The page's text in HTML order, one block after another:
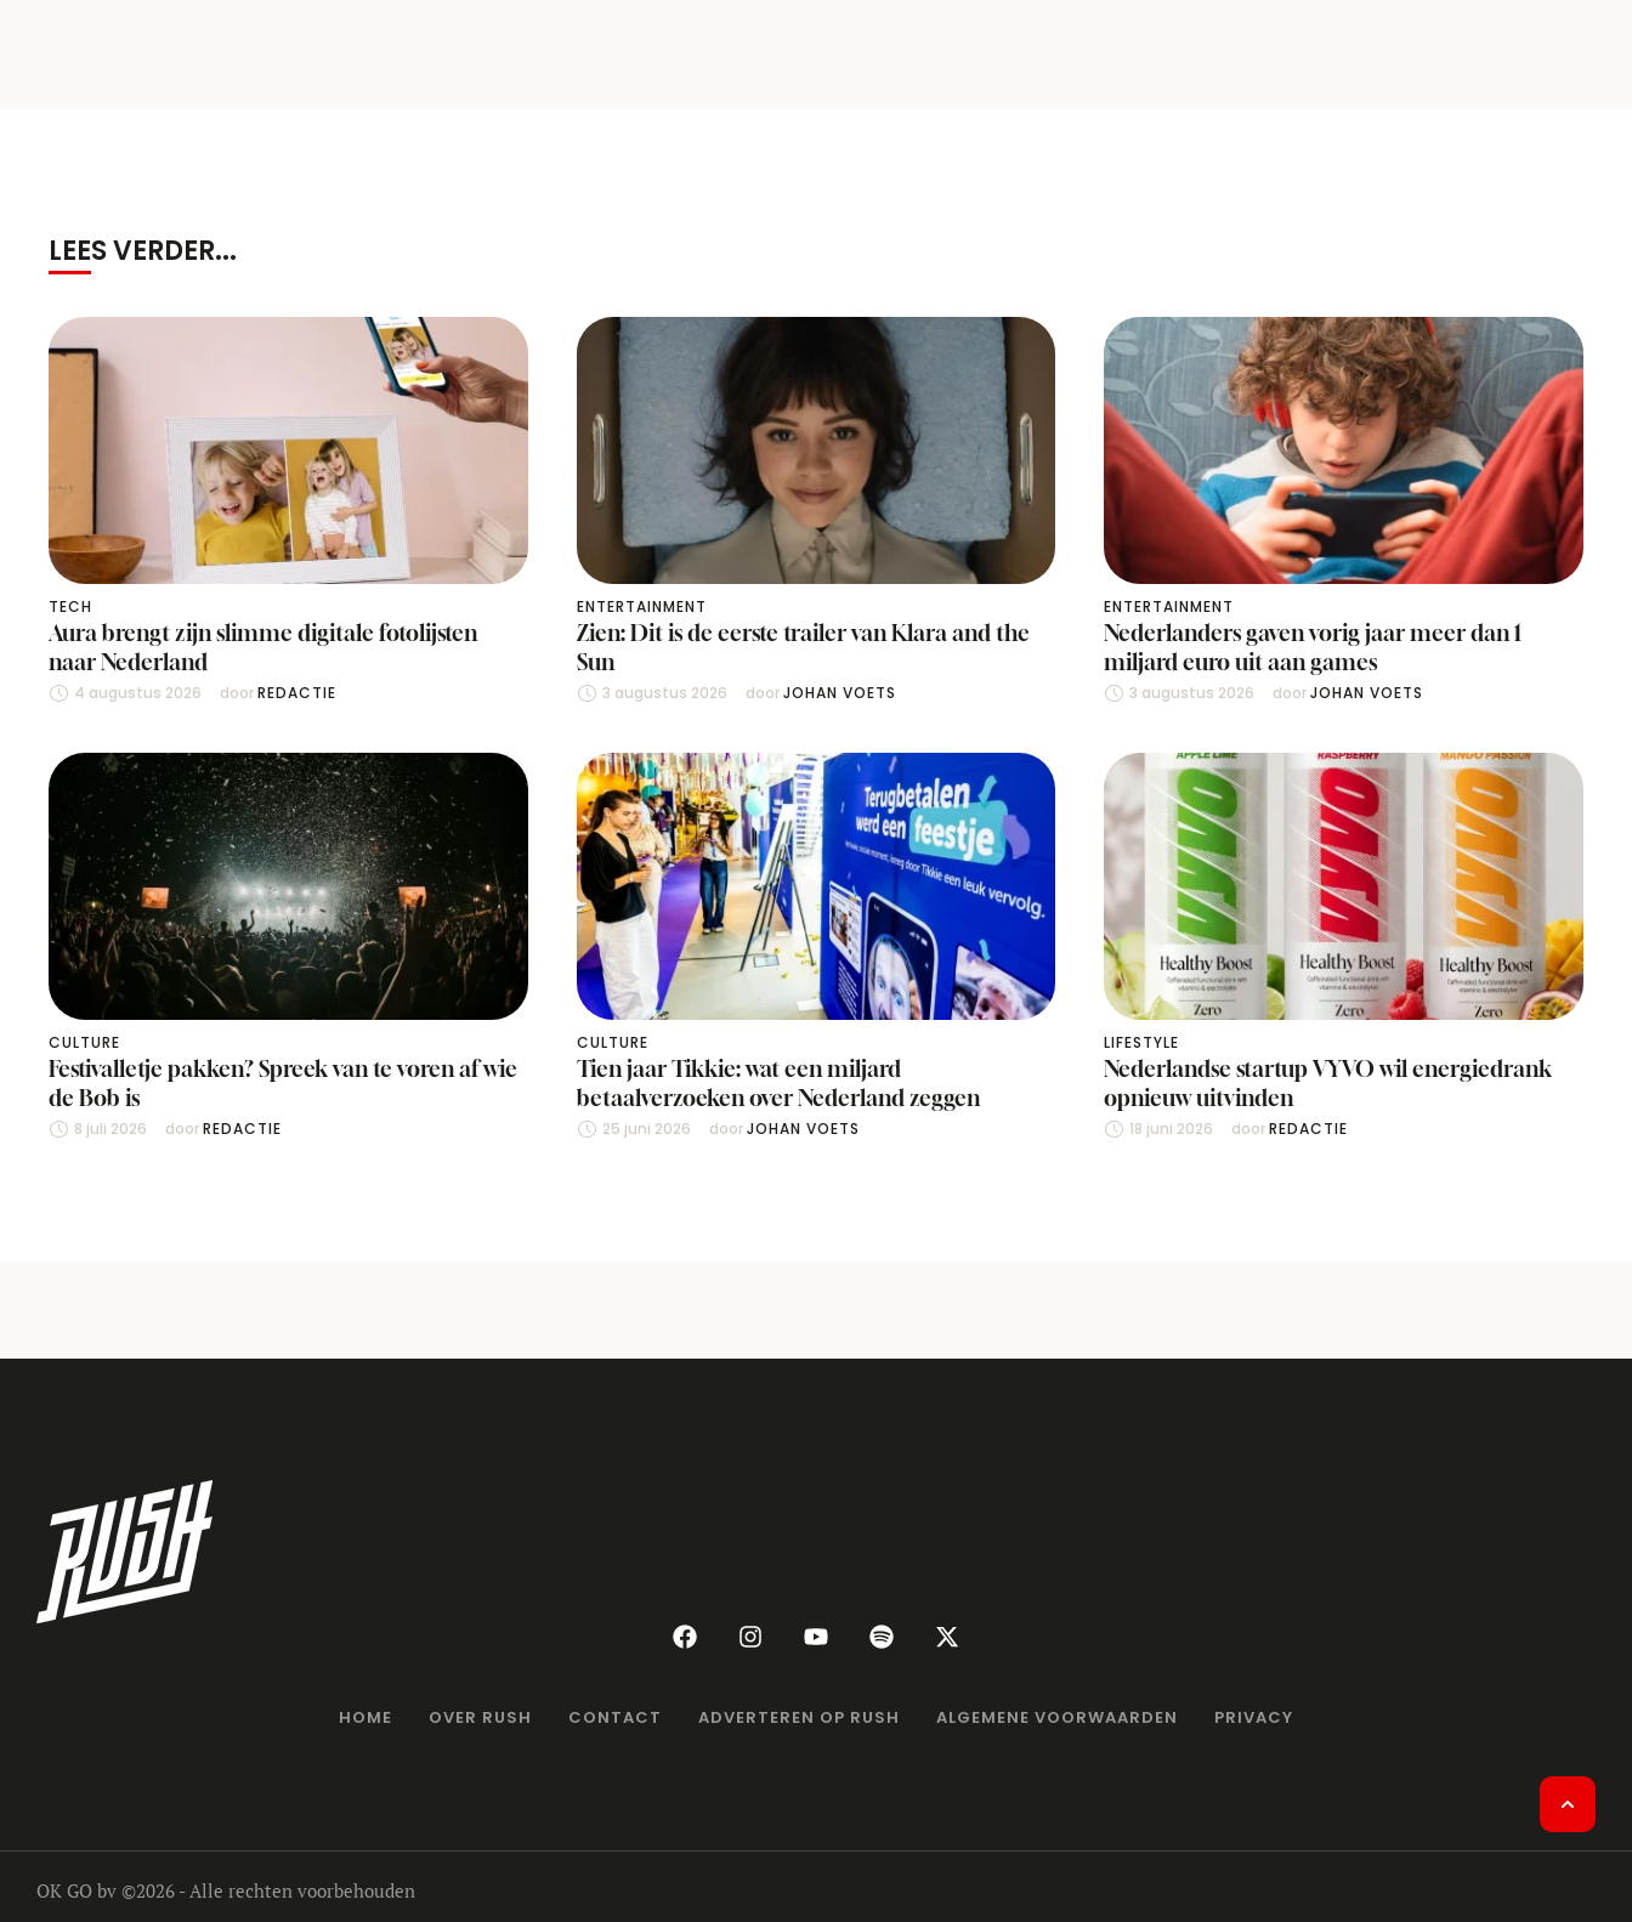
LEES VERDER...
TECH
Aura brengt zijn slimme digitale fotolijsten
naar Nederland
4 augustus 2026 door REDACTIE
ENTERTAINMENT
Zien: Dit is de eerste trailer van Klara and the
Sun
3 augustus 2026 door JOHAN VOETS
ENTERTAINMENT
Nederlanders gaven vorig jaar meer dan 1
miljard euro uit aan games
3 augustus 2026 door JOHAN VOETS
CULTURE
Festivalletje pakken? Spreek van te voren af wie
de Bob is
8 juli 2026 door REDACTIE
CULTURE
Tien jaar Tikkie: wat een miljard
betaalverzoeken over Nederland zeggen
25 juni 2026 door JOHAN VOETS
LIFESTYLE
Nederlandse startup VYVO wil energiedrank
opnieuw uitvinden
18 juni 2026 door REDACTIE
HOME OVER RUSH CONTACT ADVERTEREN OP RUSH ALGEMENE VOORWAARDEN PRIVACY
OK GO bv ©2026 - Alle rechten voorbehouden